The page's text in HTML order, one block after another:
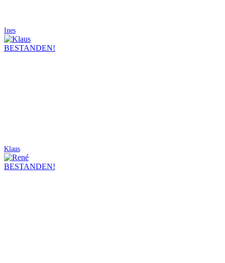
Ines
BESTANDEN!
Klaus
BESTANDEN!